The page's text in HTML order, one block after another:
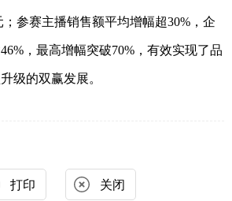
；参赛主播销售额平均增幅超30% ，企
46% ，最高增幅突破70% ，有效实现了品
级的双赢发展。
打印 关闭